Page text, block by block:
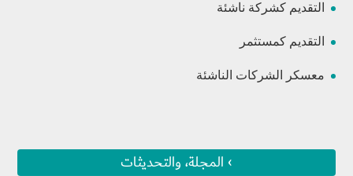
التقديم كشركة ناشئة
التقديم كمستثمر
معسكر الشركات الناشئة
› المجلة، والتحديثات